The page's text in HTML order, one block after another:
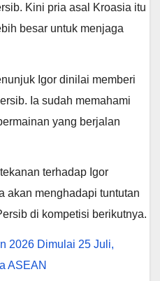
Kini pria asal Kroasia itu
besar untuk menjaga
Igor dinilai memberi
Ia sudah memahami
yang berjalan
terhadap Igor
akan menghadapi tuntutan
di kompetisi berikutnya.
2026 Dimulai 25 Juli,
ASEAN